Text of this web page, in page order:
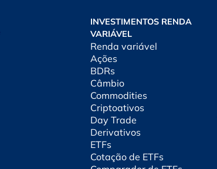
INVESTIMENTOS RENDA
VARIÁVEL
Renda variável
Ações
BDRs
Câmbio
Commodities
Criptoativos
Day Trade
Derivativos
ETFs
Cotação de ETFs